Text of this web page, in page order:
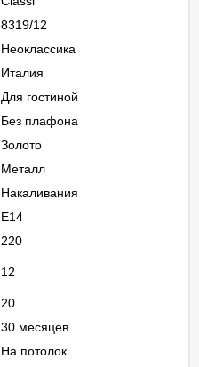
8319/12
Неоклассика
Италия
Для гостиной
Без плафона
Золото
Металл
Накаливания
E14
220
12
20
30 месяцев
На потолок